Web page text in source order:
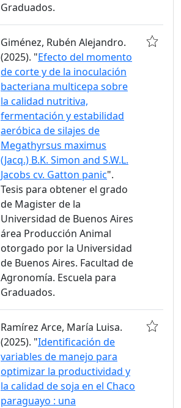
Graduados.
Giménez, Rubén Alejandro.
(2025). "Efecto del momento
de corte y de la inoculación
bacteriana multicepa sobre
la calidad nutritiva,
fermentación y estabilidad
aeróbica de silajes de
Megathyrsus maximus
(Jacq.) B.K. Simon and S.W.L.
Jacobs cv. Gatton panic".
Tesis para obtener el grado
de Magister de la
Universidad de Buenos Aires
área Producción Animal
otorgado por la Universidad
de Buenos Aires. Facultad de
Agronomía. Escuela para
Graduados.
Ramírez Arce, María Luisa.
(2025). "Identificación de
variables de manejo para
optimizar la productividad y
la calidad de soja en el Chaco
paraguayo : una